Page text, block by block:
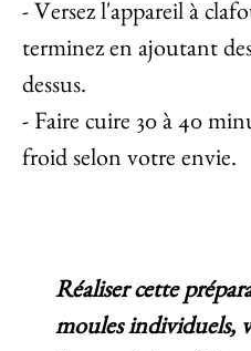
- Versez l'appareil à
terminez en ajoutant
dessus.
- Faire cuire 30 à 40
froid selon votre envie.
Réaliser cette
moules individuels,